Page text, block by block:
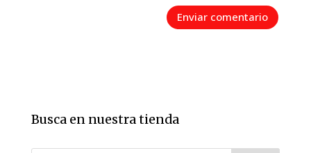
Busca en nuestra tienda